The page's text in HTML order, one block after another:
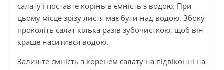
салату і поставте корінь в ємність з водою. При
цьому місце зрізу листя має бути над водою. Збоку
проколіть салат кілька разів зубочисткою, щоб він
краще наситився водою.
Залиште ємність з коренем салату на підвіконні на